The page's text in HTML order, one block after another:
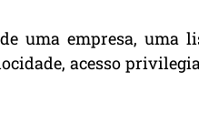
uma empresa, uma
acesso